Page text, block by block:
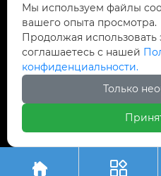
 E-mail:
+8613795170776

Авторское право©ООО
 
Мы используем файлы
вашего опыта просмотра.
Продолжая использовать
соглашаетесь с нашей
конфиденциальности.
Только